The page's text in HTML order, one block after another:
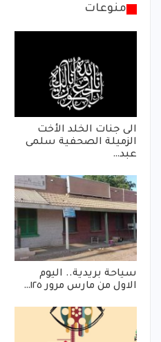
منوعات
الى جنات الخلد الأخت
الزميلة الصحفية سلمى
عبد…
سياحة بريدية.. اليوم
الاول من مارس مرور ١٢٥…